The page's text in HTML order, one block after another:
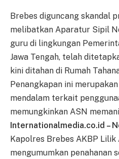
Brebes diguncang skandal
melibatkan Aparatur Sipil
guru di lingkungan
Jawa Tengah, telah
kini ditahan di Rumah
Penangkapan ini
mendalam terkait
memungkinkan ASN
Internationalmedia.co.id –
Kapolres Brebes AKBP Lilik
mengumumkan penahanan